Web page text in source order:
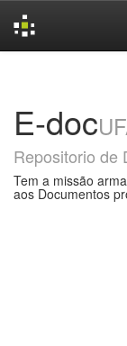
E-doc
Repositorio de
Tem a missão
aos Documentos